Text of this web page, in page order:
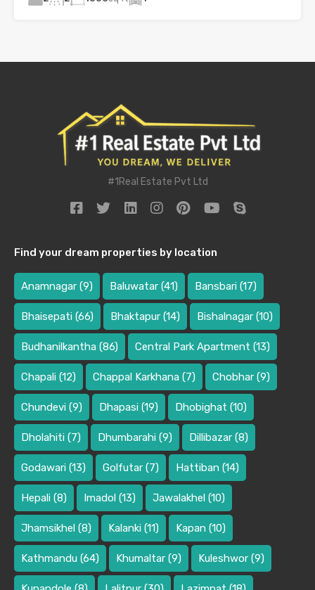
#1Real Estate Pvt Ltd
Find your dream properties by location
Anamnagar (9) Baluwatar (41) Bansbari (17)
Bhaisepati (66) Bhaktapur (14) Bishalnagar (10)
Budhanilkantha (86) Central Park Apartment (13)
Chapali (12) Chappal Karkhana (7) Chobhar (9)
Chundevi (9) Dhapasi (19) Dhobighat (10)
Dholahiti (7) Dhumbarahi (9) Dillibazar (8)
Godawari (13) Golfutar (7) Hattiban (14)
Hepali (8) Imadol (13) Jawalakhel (10)
Jhamsikhel (8) Kalanki (11) Kapan (10)
Kathmandu (64) Khumaltar (9) Kuleshwor (9)